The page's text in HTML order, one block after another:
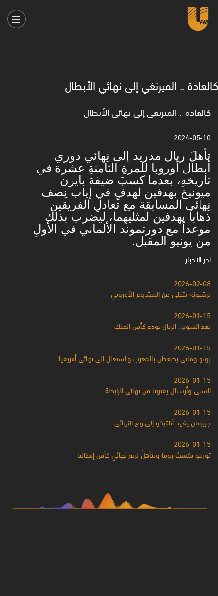
كالعادة .. الميرنغي إلى نهائي الأبطال
كالعادة .. الميرنغي إلى نهائي الأبطال
2024-05-10
تأهلَ ريال مدريد إلى نِهائي دوري
أبطال أوروبا للمرةِ الثامنةِ عشرة في
‏تاريخهِ، بعدما كسبَ ضيفهَ بايرن
ميونيخ بهدفين لهدفٍ في إياب نِصف
‏نِهائي المسابقة مع تعادلِ الفريقين
ذهاباً بهدفين لمثليهما، ليضرب بذلك
‏موعداً مع دورتموند الألماني في الأولِ
من يونيو المقبل.
اخر الاخبار
2026-02-08
برشلونة يتخلى عن المشروعِ الأوروبي
2026-01-15
بعد السوبر.. الريال يودع كأس الملك
2026-01-15
بونو وماني يصعدان بالمغرب والسنغال إلى نهائي أفريقيا
2026-01-15
الستي وأرسنال يقتربنا من نهائي الرابطة
2026-01-15
جريزمان يقود أتلتيكو إلى ربع النهائي
2026-01-15
تورينو يكسبُ روما ويتأهلُ لربع نهائي كأس إيطاليا